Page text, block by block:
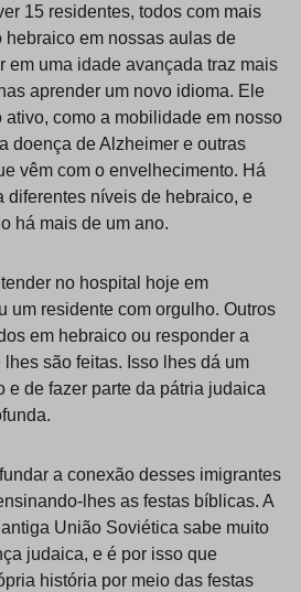
15 residentes, todos com mais
hebraico em nossas aulas de
em uma idade avançada traz mais
aprender um novo idioma. Ele
ativo, como a mobilidade em nosso
doença de Alzheimer e outras
vêm com o envelhecimento. Há
diferentes níveis de hebraico, e
há mais de um ano.
no hospital hoje em
um residente com orgulho. Outros
em hebraico ou responder a
são feitas. Isso lhes dá um
e de fazer parte da pátria judaica
a conexão desses imigrantes
lhes as festas bíblicas. A
União Soviética sabe muito
judaica, e é por isso que
história por meio das festas